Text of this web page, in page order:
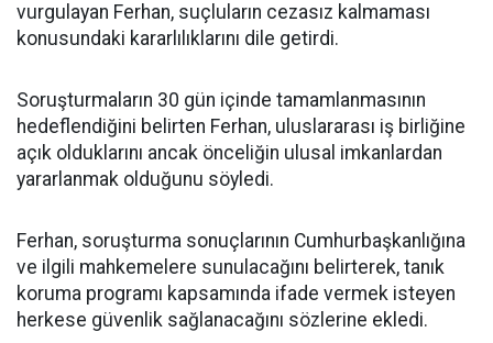
vurgulayan Ferhan, suçluların cezasız kalmaması
konusundaki kararlılıklarını dile getirdi.
Soruşturmaların 30 gün içinde tamamlanmasının
hedeflendiğini belirten Ferhan, uluslararası iş birliğine
açık olduklarını ancak önceliğin ulusal imkanlardan
yararlanmak olduğunu söyledi.
Ferhan, soruşturma sonuçlarının Cumhurbaşkanlığına
ve ilgili mahkemelere sunulacağını belirterek, tanık
koruma programı kapsamında ifade vermek isteyen
herkese güvenlik sağlanacağını sözlerine ekledi.